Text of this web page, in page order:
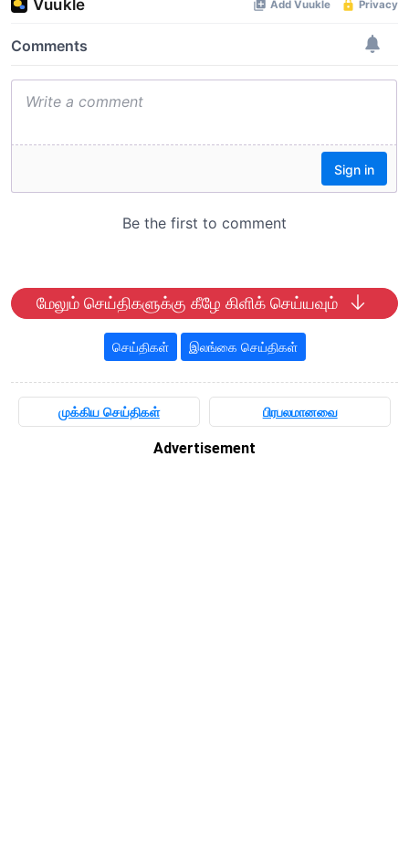
மேலும் செய்திகளுக்கு கீழே கிளிக் செய்யவும்
செய்திகள் இலங்கை செய்திகள்
முக்கிய செய்திகள் பிரபலமானவை
Advertisement